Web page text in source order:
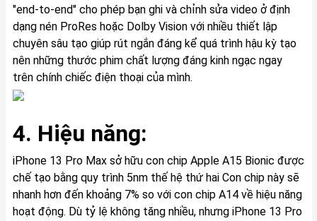
"end-to-end" cho phép bạn ghi và chỉnh sửa video ở định
dạng nén ProRes hoặc Dolby Vision với nhiều thiết lập
chuyên sâu tạo giúp rút ngắn đáng kể quá trình hậu kỳ tạo
nên những thước phim chất lượng đáng kinh ngạc ngay
trên chính chiếc điện thoại của mình.
4. Hiệu năng:
iPhone 13 Pro Max sở hữu con chip Apple A15 Bionic được
chế tạo bằng quy trình 5nm thế hệ thứ hai Con chip này sẽ
nhanh hơn đến khoảng 7% so với con chip A14 về hiệu năng
hoạt động. Dù tỷ lệ không tăng nhiều, nhưng iPhone 13 Pro